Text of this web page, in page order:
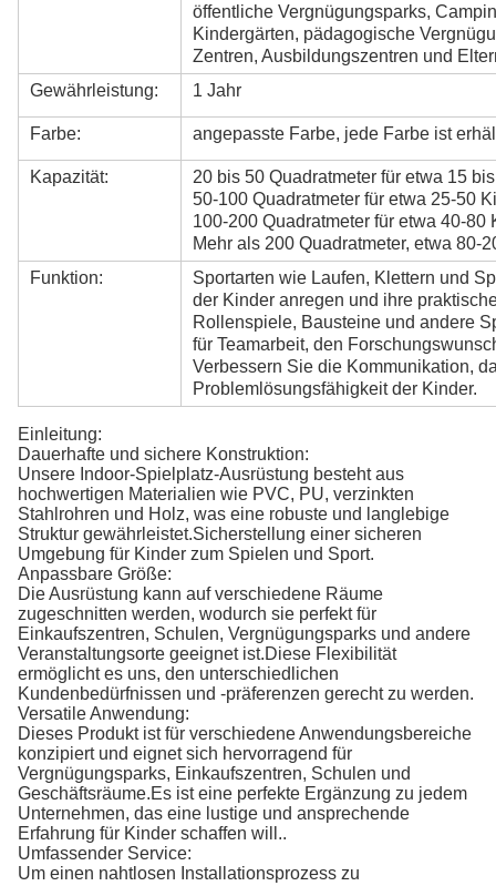
öffentliche Vergnügungsparks,
Kindergärten, pädagogische
Zentren, Ausbildungszentren und
Gewährleistung:
1 Jahr
Farbe: angepasste Farbe, jede Farbe ist
Kapazität:
20 bis 50 Quadratmeter für etwa 15
50-100 Quadratmeter für etwa 25-50
100-200 Quadratmeter für etwa 40-80
Mehr als 200 Quadratmeter, etwa 80-
Funktion:
Sportarten wie Laufen, Klettern und
der Kinder anregen und ihre
Rollenspiele, Bausteine und andere
für Teamarbeit, den
Verbessern Sie die Kommunikation,
Problemlösungsfähigkeit der Kinder.
Einleitung:
Dauerhafte und sichere Konstruktion:
Unsere Indoor-Spielplatz-Ausrüstung besteht aus
hochwertigen Materialien wie PVC, PU, verzinkten
Stahlrohren und Holz, was eine robuste und langlebige
Struktur gewährleistet.Sicherstellung einer sicheren
Umgebung für Kinder zum Spielen und Sport.
Anpassbare Größe:
Die Ausrüstung kann auf verschiedene Räume
zugeschnitten werden, wodurch sie perfekt für
Einkaufszentren, Schulen, Vergnügungsparks und andere
Veranstaltungsorte geeignet ist.Diese Flexibilität
ermöglicht es uns, den unterschiedlichen
Kundenbedürfnissen und -präferenzen gerecht zu werden.
Versatile Anwendung:
Dieses Produkt ist für verschiedene Anwendungsbereiche
konzipiert und eignet sich hervorragend für
Vergnügungsparks, Einkaufszentren, Schulen und
Geschäftsräume.Es ist eine perfekte Ergänzung zu jedem
Unternehmen, das eine lustige und ansprechende
Erfahrung für Kinder schaffen will..
Umfassender Service:
Um einen nahtlosen Installationsprozess zu